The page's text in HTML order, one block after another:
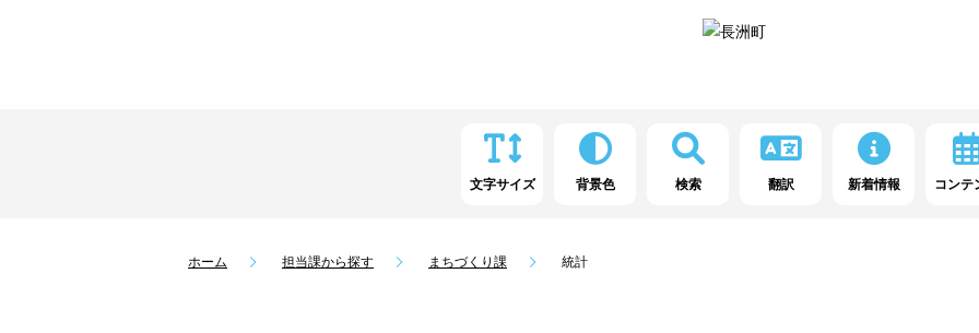
文字サイズ 背景色 検索 翻訳 新着情報 コンテ
ホーム 担当課から探す まちづくり課 統計